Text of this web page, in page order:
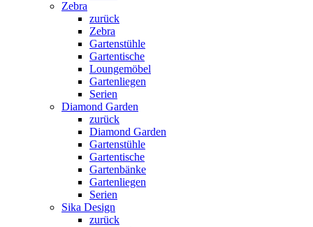
Zebra
zurück
Zebra
Gartenstühle
Gartentische
Loungemöbel
Gartenliegen
Serien
Diamond Garden
zurück
Diamond Garden
Gartenstühle
Gartentische
Gartenbänke
Gartenliegen
Serien
Sika Design
zurück